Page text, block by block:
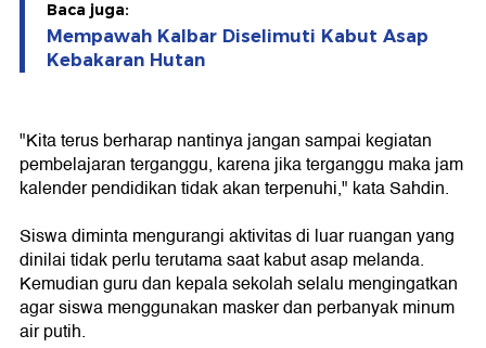
Baca juga:
Mempawah Kalbar Diselimuti Kabut Asap
Kebakaran Hutan
"Kita terus berharap nantinya jangan sampai kegiatan
pembelajaran terganggu, karena jika terganggu maka jam
kalender pendidikan tidak akan terpenuhi," kata Sahdin.
Siswa diminta mengurangi aktivitas di luar ruangan yang
dinilai tidak perlu terutama saat kabut asap melanda.
Kemudian guru dan kepala sekolah selalu mengingatkan
agar siswa menggunakan masker dan perbanyak minum
air putih.